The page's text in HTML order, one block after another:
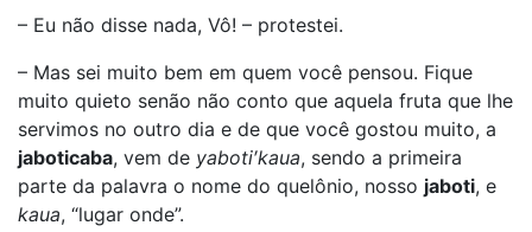
– Eu não disse nada, Vô! – protestei.
– Mas sei muito bem em quem você pensou. Fique
muito quieto senão não conto que aquela fruta que lhe
servimos no outro dia e de que você gostou muito, a
jaboticaba, vem de yaboti′kaua, sendo a primeira
parte da palavra o nome do quelônio, nosso jaboti, e
kaua, “lugar onde”.